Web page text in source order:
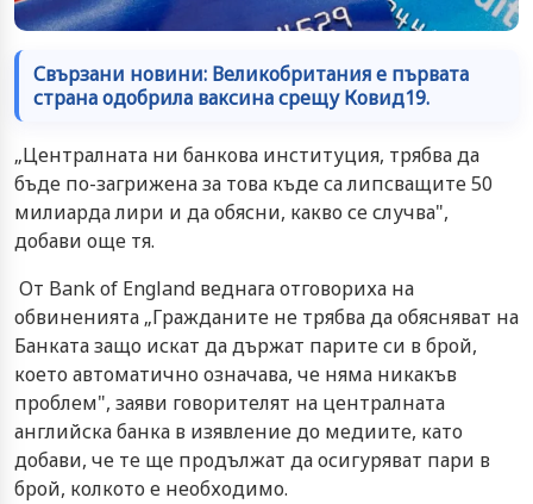
Свързани новини: Великобритания е първата
страна одобрила ваксина срещу Ковид19.
„Централната ни банкова институция, трябва да
бъде по-загрижена за това къде са липсващите 50
милиарда лири и да обясни, какво се случва",
добави още тя.
От Bank of England веднага отговориха на
обвиненията „Гражданите не трябва да обясняват на
Банката защо искат да държат парите си в брой,
което автоматично означава, че няма никакъв
проблем", заяви говорителят на централната
английска банка в изявление до медиите, като
добави, че те ще продължат да осигуряват пари в
брой, колкото е необходимо.